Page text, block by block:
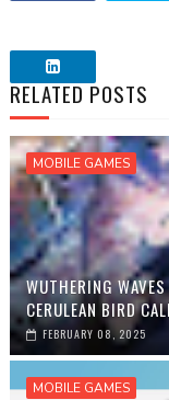
RELATED POSTS
MOBILE GAMES
WUTHERING
CERULEAN BIRD
FEBRUARY 08, 2025
MOBILE GAMES